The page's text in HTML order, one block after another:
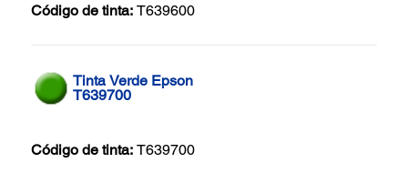
Código de tinta: T639600
Tinta Verde Epson
T639700
Código de tinta: T639700